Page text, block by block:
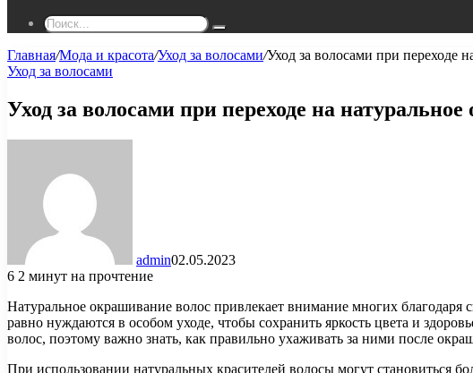
Поиск...
Главная/Мода и красота/Уход за волосами/Уход за волосами при переходе
Уход за волосами
Уход за волосами при переходе на
admin02.05.2023
6 2 минут на прочтение
Натуральное окрашивание волос привлекает внимание многих благодаря
равно нуждаются в особом уходе, чтобы сохранить яркость цвета и
волос, поэтому важно знать, как правильно ухаживать за ними после
При использовании натуральных красителей волосы могут становиться